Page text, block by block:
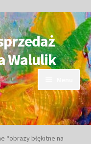
Walulik
“obrazy błękitne na